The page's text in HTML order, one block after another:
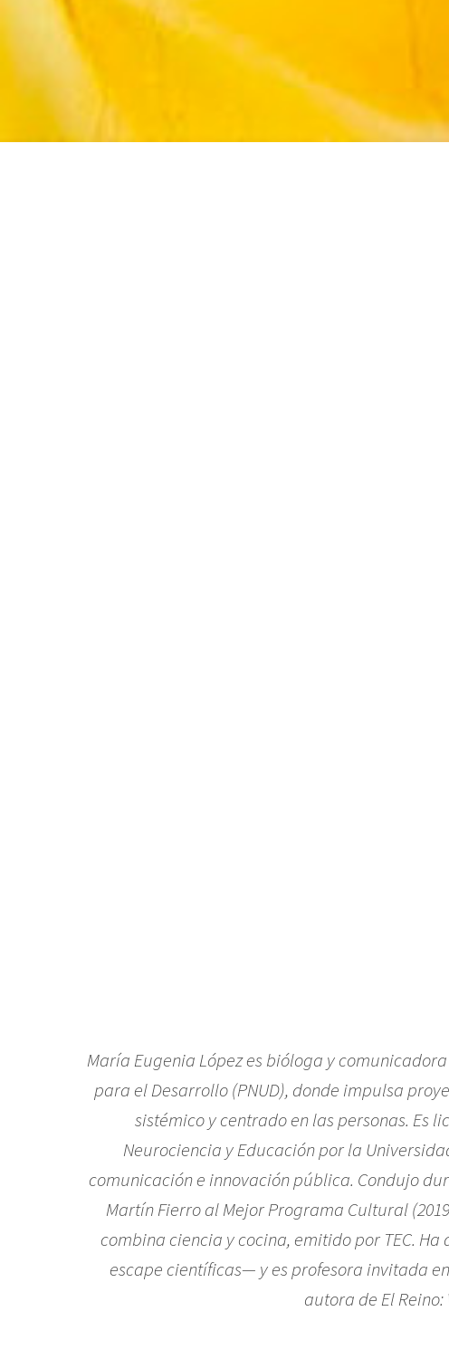
María Eugenia López es bióloga y
para el Desarrollo (PNUD), donde impulsa
sistémico y centrado en las personas. Es
Neurociencia y Educación por la
comunicación e innovación pública. Condujo
Martín Fierro al Mejor Programa Cultural
combina ciencia y cocina, emitido por TEC.
escape científicas— y es profesora invitada
autora de El